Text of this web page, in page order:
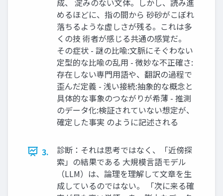
成、 淀みのない文体。しかし、読み進
めるほどに、指の間から 砂砂がこぼれ
落ちるような虚しさが残る。これは多
くの技 術者が感じる共通の感覚だ。
その症状 - 謎の比喩:文脈にそぐわない
定型的な比喩の乱用 - 微妙な不正確さ:
存在しない専門用語や、翻訳の過程で
歪んだ定義 - 浅い接続:抽象的な概念と
具体的な事象のつながりが希薄 - 推測
のデータ化:検証されていない想定が、
確定した事実 のように記述される
3.
診断：それは思考ではなく、「近傍探
索」の結果である 大規模言語モデル
（LLM）は、論理を理解して文章を生
成しているのではない。 「次に来る確